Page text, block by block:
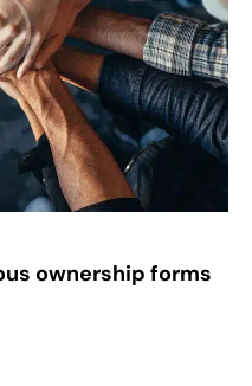
ownership forms